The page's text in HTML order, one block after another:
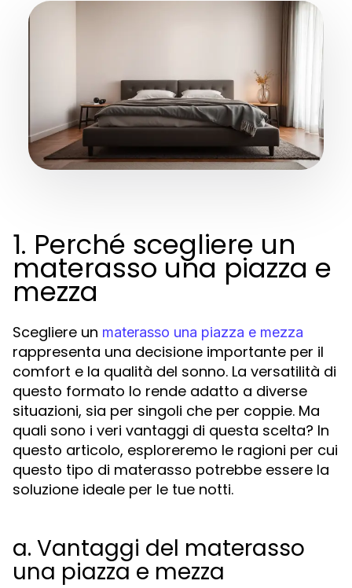
1. Perché scegliere un
materasso una piazza e
mezza
Scegliere un materasso una piazza e mezza
rappresenta una decisione importante per il
comfort e la qualità del sonno. La versatilità di
questo formato lo rende adatto a diverse
situazioni, sia per singoli che per coppie. Ma
quali sono i veri vantaggi di questa scelta? In
questo articolo, esploreremo le ragioni per cui
questo tipo di materasso potrebbe essere la
soluzione ideale per le tue notti.
a. Vantaggi del materasso
una piazza e mezza